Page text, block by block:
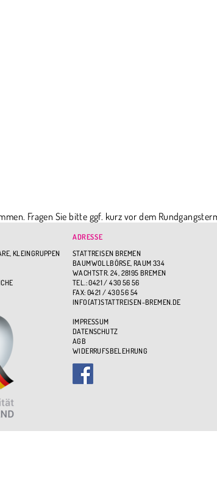
Fragen Sie bitte ggf. kurz vor dem
KLEINGRUPPEN
ADRESSE
STATTREISEN BREMEN
BAUMWOLLBÖRSE, RAUM 334
WACHTSTR. 24, 28195 BREMEN
TEL.: 0421 / 430 56 56
FAX: 0421 / 430 56 54
INFO(AT)STATTREISEN-BREMEN.DE
IMPRESSUM
DATENSCHUTZ
AGB
WIDERRUFSBELEHRUNG